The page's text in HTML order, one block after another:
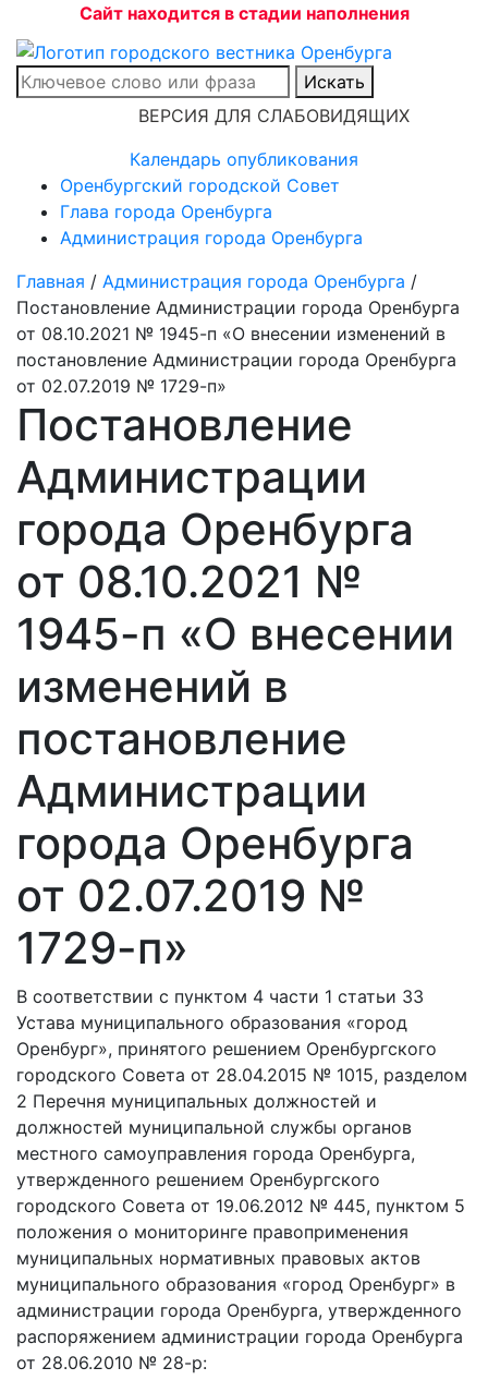
Сайт находится в стадии наполнения
Искать
ВЕРСИЯ ДЛЯ СЛАБОВИДЯЩИХ
Календарь опубликования
Оренбургский городской Совет
Глава города Оренбурга
Администрация города Оренбурга
Главная / Администрация города Оренбурга /
Постановление Администрации города Оренбурга
от 08.10.2021 № 1945-п «О внесении изменений в
постановление Администрации города Оренбурга
от 02.07.2019 № 1729-п»
Постановление
Администрации
города Оренбурга
от 08.10.2021 №
1945-п «О внесении
изменений в
постановление
Администрации
города Оренбурга
от 02.07.2019 №
1729-п»
В соответствии с пунктом 4 части 1 статьи 33
Устава муниципального образования «город
Оренбург», принятого решением Оренбургского
городского Совета от 28.04.2015 № 1015, разделом
2 Перечня муниципальных должностей и
должностей муниципальной службы органов
местного самоуправления города Оренбурга,
утвержденного решением Оренбургского
городского Совета от 19.06.2012 № 445, пунктом 5
положения о мониторинге правоприменения
муниципальных нормативных правовых актов
муниципального образования «город Оренбург» в
администрации города Оренбурга, утвержденного
распоряжением администрации города Оренбурга
от 28.06.2010 № 28-р: